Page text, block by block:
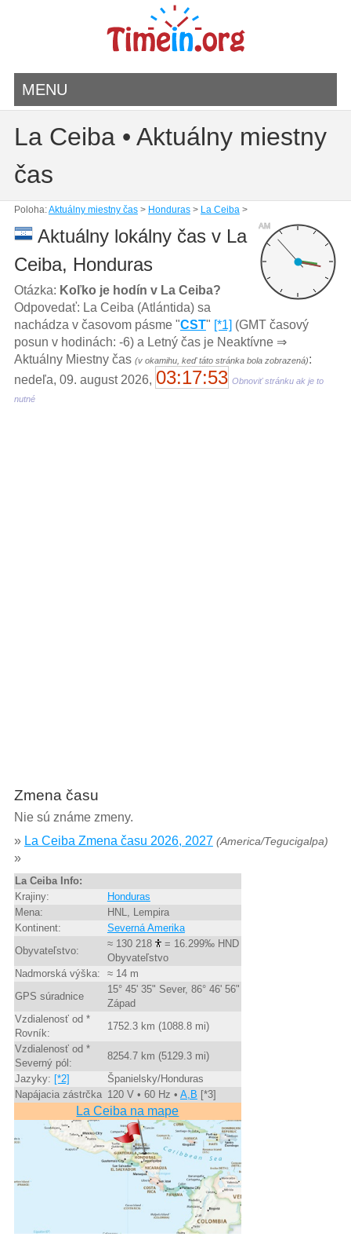
MENU
La Ceiba • Aktuálny miestny
čas
Poloha:Aktuálny miestny čas> Honduras> La Ceiba>
AM
Aktuálny lokálny čas v La
Ceiba, Honduras
Otázka: Koľko je hodín v La Ceiba?
Odpovedať: La Ceiba (Atlántida) sa
nachádza v časovom pásme "CST" [*1] (GMT časový
posun v hodinách: -6) a Letný čas je Neaktívne ⇒
Aktuálny Miestny čas (v okamihu, keď táto stránka bola zobrazená):
nedeľa, 09. august 2026, 03:17:53 Obnoviť stránku ak je to
nutné
Zmena času
Nie sú známe zmeny.
» La Ceiba Zmena času 2026, 2027 (America/Tegucigalpa)
»
La Ceiba Info:
Krajiny:
Honduras
Mena:
HNL, Lempira
Kontinent:
Severná Amerika
Obyvateľstvo:
≈ 130 218
= 16.299‰ HND
Obyvateľstvo
Nadmorská výška:
≈ 14 m
GPS súradnice
15° 45' 35" Sever, 86° 46' 56"
Západ
Vzdialenosť od *
Rovník:
1752.3 km (1088.8 mi)
Vzdialenosť od *
Severný pól:
8254.7 km (5129.3 mi)
Jazyky: [*2]
Španielsky/Honduras
Napájacia zástrčka 120 V • 60 Hz • A,B [*3]
La Ceiba na mape